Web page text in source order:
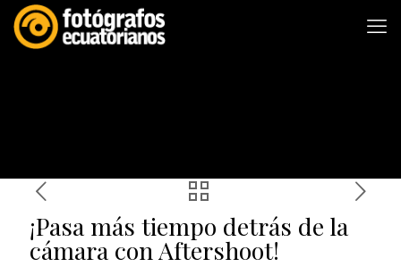
¡Pasa más tiempo detrás de la
cámara con Aftershoot!